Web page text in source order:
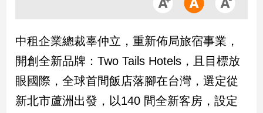
政
治
政
治
焦
中租企業總裁辜仲立，重新佈局旅宿事業，
開創全新品牌：Two Tails Hotels，且目標放
眼國際，全球首間飯店落腳在台灣，選定從
新北市蘆洲出發，以140 間全新客房，設定